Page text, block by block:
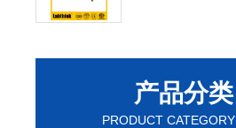
产品分类
PRODUCT CATEGORY